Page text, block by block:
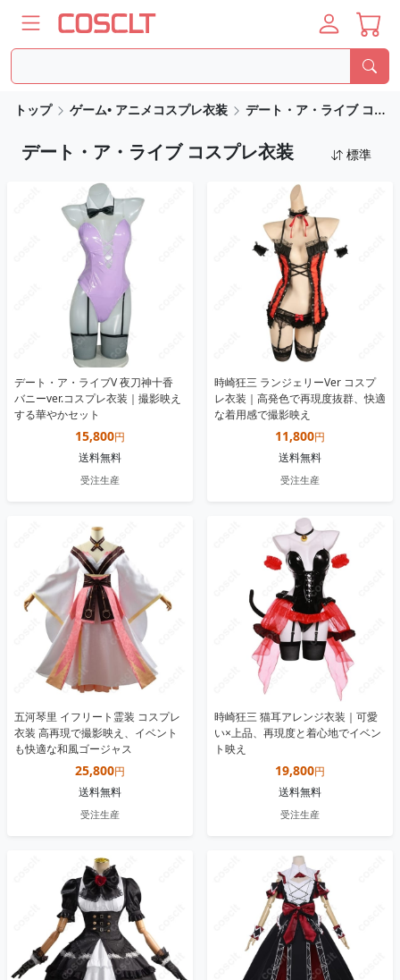
トップ ゲーム• アニメコスプレ衣装 デート・ア・ライブ コスプレ衣装
デート・ア・ライブ コスプレ衣装 標準
デート・ア・ライブV 夜刀神十香
バニーver.コスプレ衣装｜撮影映え
する華やかセット
15,800円
送料無料
受注生産
時崎狂三 ランジェリーVer コスプ
レ衣装｜高発色で再現度抜群、快適
な着用感で撮影映え
11,800円
送料無料
受注生産
五河琴里 イフリート霊装 コスプレ
衣装 高再現で撮影映え、イベント
も快適な和風ゴージャス
25,800円
送料無料
受注生産
時崎狂三 猫耳アレンジ衣装｜可愛
い×上品、再現度と着心地でイベン
ト映え
19,800円
送料無料
受注生産